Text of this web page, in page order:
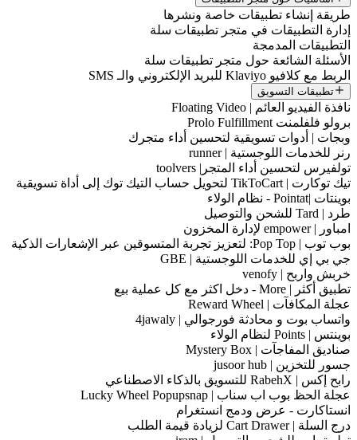
طريقة إنشاء تطبيقات خاصة ونشرها
إدارة التطبيقات في متجر تطبيقات سلة
التطبيقات المدمجة
الأسئلة الشائعة حول متجر تطبيقات سلة
الربط مع كلافيو Klaviyo للبريد الإلكتروني والـ SMS
تطبيقات التسويق
نافذة الفيديو العائم | Floating Video
برولو فلفلمنت Prolo Fulfillment
وبجات | أدوات تسويقية لتحسين أداء متجرك
رنر للخدمات اللوجستية | runner
تولفيرس لتحسين أداء المتجر| toolvers
تيك توكارت | TikToCart لتحويل حساب التيك توك إلى أداة تسويقية
بوينتات |Pointat - نظام الولاء
طرد | Tard للشحن والتوصيل
امباور | empower لإدارة المخزون
بوب توب | Pop Top: لتعزيز تجربة المتسوقين عبر الإشعارات الذكية
جي بي إي للخدمات اللوجستية | GBE
خربش واربح | venofy
تطبيق أكثر | More - دخل اكثر مع كل عملية بيع
عجلة المكافآت | Reward Wheel
واتساب بوت و محادثة فورجوالي | 4jawaly
بوينتس | Points لنظام الولاء
صناديق المفاجآت | Mystery Box
جسور للتخزين | jusoor hub
رابح إكس | RabehX للتسويق بالذكاء الاصطناعي
عجلة الحظ بوب اب سناب | Lucky Wheel Popupsnap
انستاكارت - عرض ودمج انستغرام
درج السلة | Cart Drawer لزيادة قيمة الطلب